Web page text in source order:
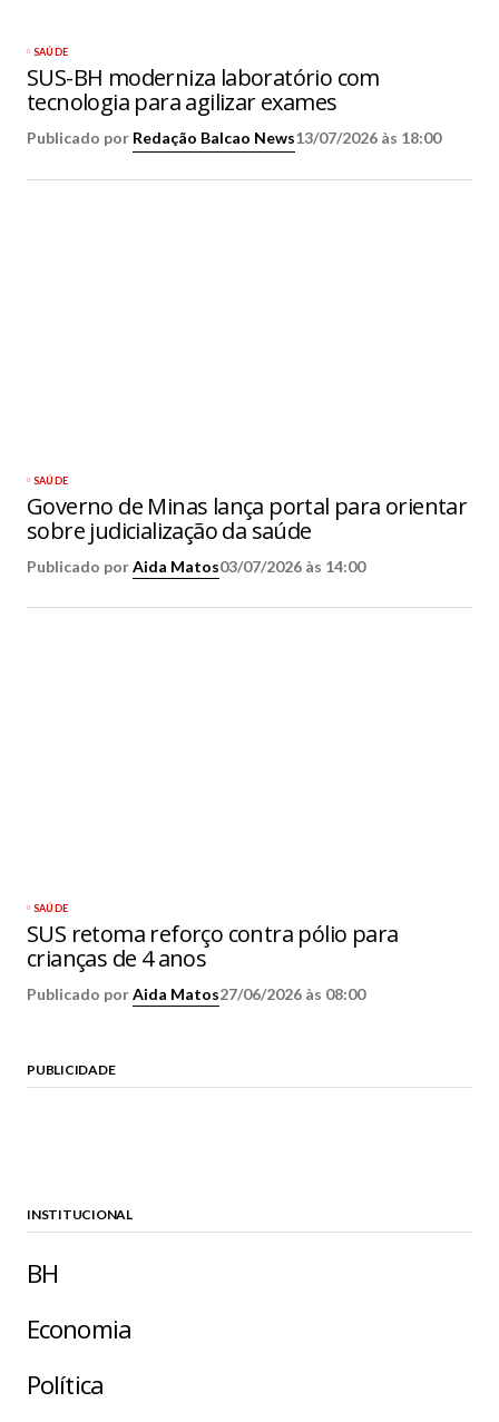
SAÚDE
SUS-BH moderniza laboratório com
tecnologia para agilizar exames
Publicado por Redação Balcao News13/07/2026 às 18:00
SAÚDE
Governo de Minas lança portal para orientar
sobre judicialização da saúde
Publicado porAida Matos03/07/2026 às 14:00
SAÚDE
SUS retoma reforço contra pólio para
crianças de 4 anos
Publicado porAida Matos27/06/2026 às 08:00
PUBLICIDADE
INSTITUCIONAL
BH
Economia
Política